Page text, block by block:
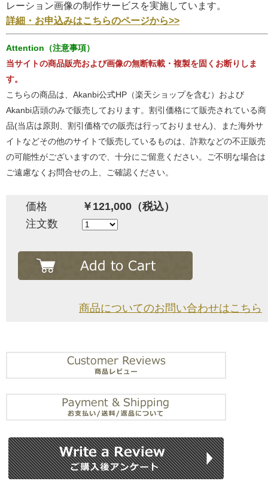
レーション画像の制作サービスを実施しています。
詳細・お申込みはこちらのページから>>
Attention（注意事項）
当サイトの商品販売および画像の無断転載・複製を固くお断りしま
す。
こちらの商品は、Akanbi公式HP（楽天ショップを含む）および
Akanbi店頭のみで販売しております。割引価格にて販売されている商
品(当店は原則、割引価格での販売は行っておりません)、また海外サ
イトなどその他のサイトで販売しているものは、詐欺などの不正販売
の可能性がございますので、十分にご留意ください。ご不明な場合は
ご遠慮なくお問合せの上、ご確認ください。
価格
￥121,000（税込）
注文数
商品についてのお問い合わせはこちら